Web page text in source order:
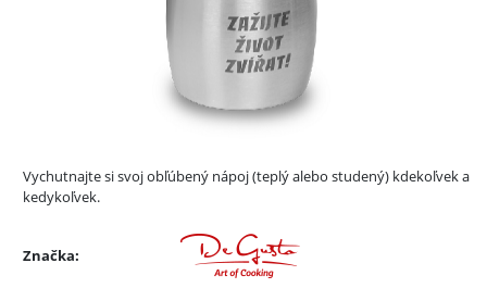
Vychutnajte si svoj obľúbený nápoj (teplý alebo studený) kdekoľvek a
kedykoľvek.
Značka: